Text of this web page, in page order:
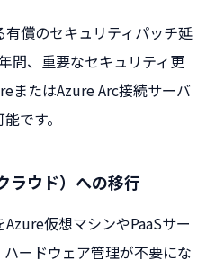
償のセキュリティパッチ延
間、重要なセキュリティ更
またはAzure Arc接続サーバ
です。
ラウド）への移行
仮想マシンやPaaSサー
ードウェア管理が不要にな